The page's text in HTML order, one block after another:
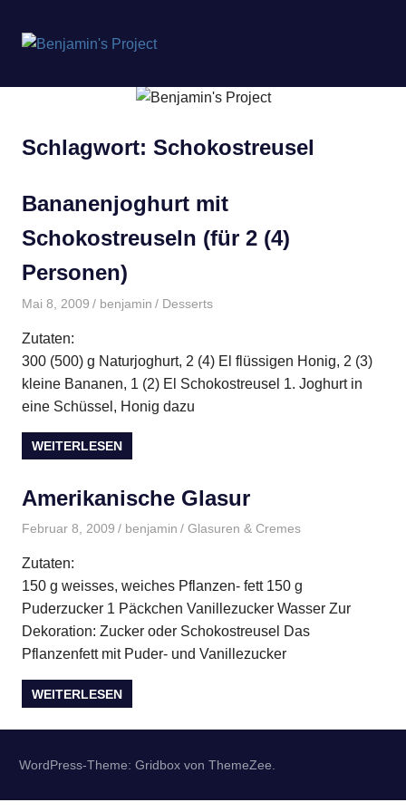
springen
Project
Schlagwort: Schokostreusel
Bananenjoghurt mit
Schokostreuseln (für 2 (4)
Personen)
Mai 8, 2009 benjamin Desserts
Zutaten:
300 (500) g Naturjoghurt, 2 (4) El flüssigen Honig, 2 (3)
kleine Bananen, 1 (2) El Schokostreusel 1. Joghurt in
eine Schüssel, Honig dazu
WEITERLESEN
Amerikanische Glasur
Februar 8, 2009 benjamin Glasuren & Cremes
Zutaten:
150 g weisses, weiches Pflanzen- fett 150 g
Puderzucker 1 Päckchen Vanillezucker Wasser Zur
Dekoration: Zucker oder Schokostreusel Das
Pflanzenfett mit Puder- und Vanillezucker
WEITERLESEN
WordPress-Theme: Gridbox von ThemeZee.